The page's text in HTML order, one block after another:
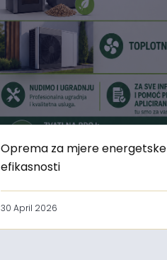
Oprema za mjere energetske
efikasnosti
30 April 2026